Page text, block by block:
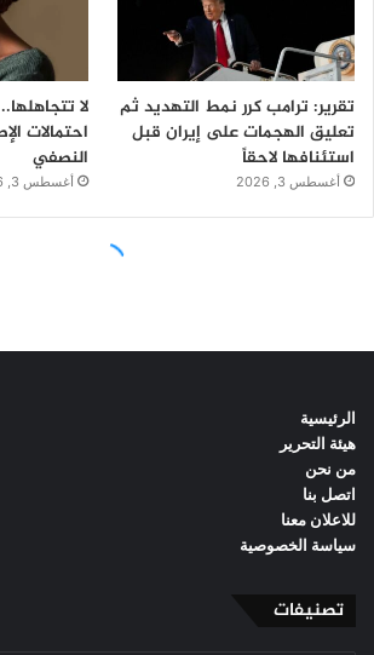
الرئيسية
هيئة التحرير
من نحن
اتصل بنا
للاعلان معنا
سياسة الخصوصية
تصنيفات